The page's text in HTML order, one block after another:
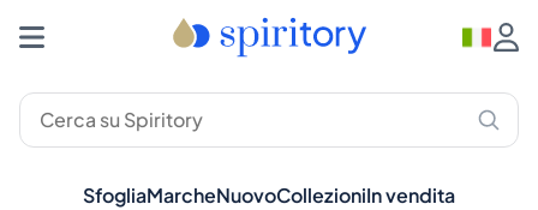
SfogliaMarcheNuovoCollezioniIn vendita